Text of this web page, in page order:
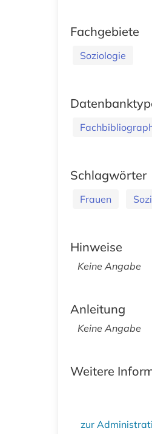
Fachgebiete
Soziologie
Schlagwörter
Frauen
Hinweise
Keine Angabe
Anleitung
Keine Angabe
Weitere
zur